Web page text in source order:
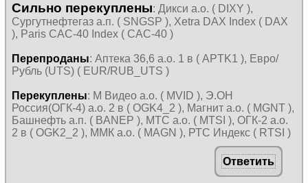
Сильно перекуплены: Дикси а.о. ( DIXY ),
Сургутнефтегаз а.п. ( SNGSP ), Xetra DAX Index ( DAX
), Paris CAC-40 Index ( CAC-40 )
Перепроданы: Аптека 36,6 а.о. 1 в ( APTK1 ), Евро/
Рубль (UTS) ( EUR/RUB_UTS )
Перекуплены: М Видео а.о. ( MVID ), Э.ОН
Россия(ОГК-4) а.о. 2 в ( OGK4_2 ), Магнит а.о. ( MGNT ),
Башнефть а.п. ( BANEP ), МТС а.о. ( MTSI ), ОГК-2 а.о.
2 в ( OGK2_2 ), ММК а.о. ( MAGN ), РТС Индекс ( RTSI )
Ответить